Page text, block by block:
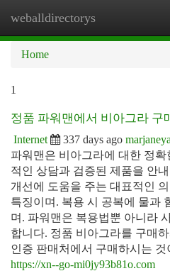
weballdirectorys
Home
1
정품 파워맨에서 비아그라 구
Internet 337 days ago
파워맨은 비아그라에 대한 정
적인 상담과 검증된 제품을 안
개선에 도움을 주는 대표적인
특징이며. 복용 시 공복에 물과
며. 파워맨은 복용법뿐 아니라
합니다. 정품 비아그라를 구매
인증 판매처에서 구매하시는
https://xn--go-mi0jy93b81o.com